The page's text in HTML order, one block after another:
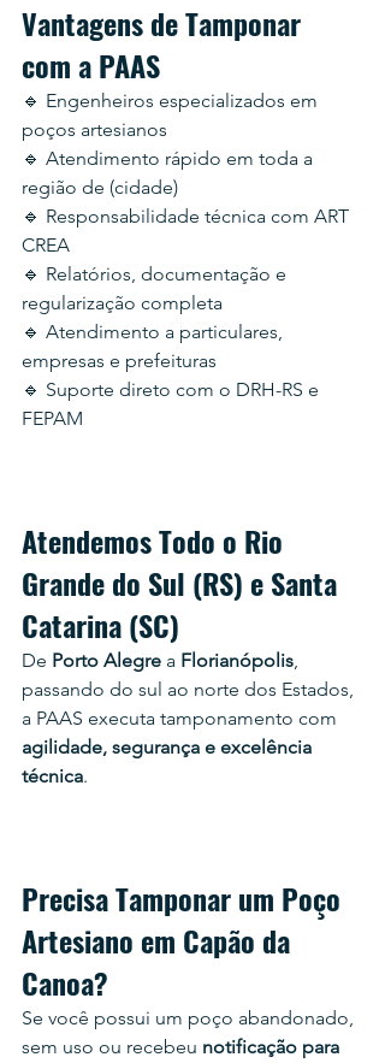
Vantagens de Tamponar
com a PAAS
🔹 Engenheiros especializados em
poços artesianos
🔹 Atendimento rápido em toda a
região de (cidade)
🔹 Responsabilidade técnica com ART
CREA
🔹 Relatórios, documentação e
regularização completa
🔹 Atendimento a particulares,
empresas e prefeituras
🔹 Suporte direto com o DRH-RS e
FEPAM
Atendemos Todo o Rio
Grande do Sul (RS) e Santa
Catarina (SC)
De Porto Alegre a Florianópolis,
passando do sul ao norte dos Estados,
a PAAS executa tamponamento com
agilidade, segurança e excelência
técnica.
Precisa Tamponar um Poço
Artesiano em Capão da
Canoa?
Se você possui um poço abandonado,
sem uso ou recebeu notificação para